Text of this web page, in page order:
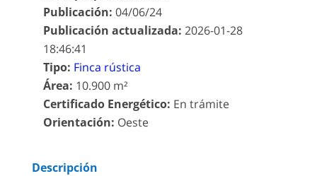
Publicación: 04/06/24
Publicación actualizada: 2026-01-28
18:46:41
Tipo: Finca rústica
Área: 10.900 m²
Certificado Energético: En trámite
Orientación: Oeste
Descripción